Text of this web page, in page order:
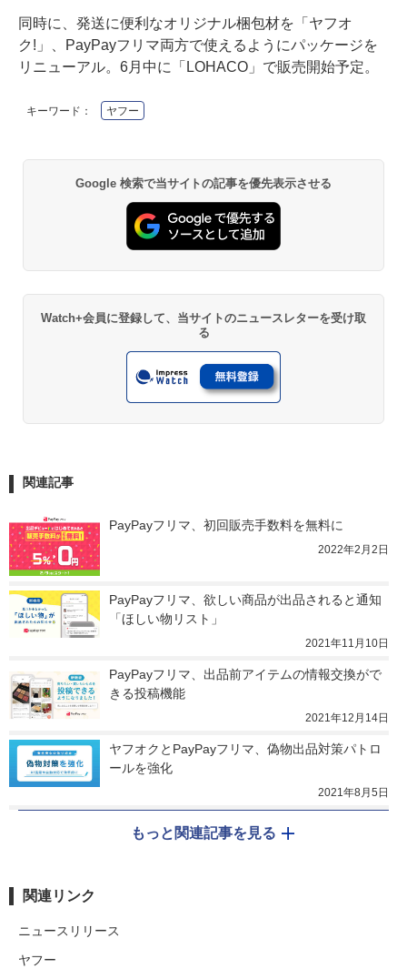
同時に、発送に便利なオリジナル梱包材を「ヤフオ
ク!」、PayPayフリマ両方で使えるようにパッケージを
リニューアル。6月中に「LOHACO」で販売開始予定。
キーワード： ヤフー
Google 検索で当サイトの記事を優先表示させる
Watch+会員に登録して、当サイトのニュースレターを受け取
る
関連記事
PayPayフリマ、初回販売手数料を無料に
2022年2月2日
PayPayフリマ、欲しい商品が出品されると通知
「ほしい物リスト」
2021年11月10日
PayPayフリマ、出品前アイテムの情報交換がで
きる投稿機能
2021年12月14日
ヤフオクとPayPayフリマ、偽物出品対策パトロ
ールを強化
2021年8月5日
もっと関連記事を見る
関連リンク
ニュースリリース
ヤフー